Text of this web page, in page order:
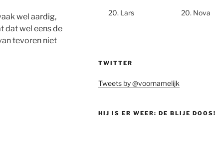
wel aardig,
dat wel eens de
tevoren niet
Lars Nova
TWITTER
Tweets by @voornamelijk
HIJ IS ER WEER: DE BLIJE DOOS!